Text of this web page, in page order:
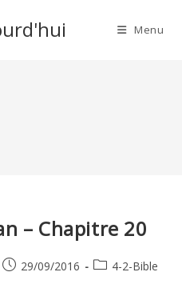
Menu
– Chapitre 20
Publication
29/09/2016
Post4-2-Bible